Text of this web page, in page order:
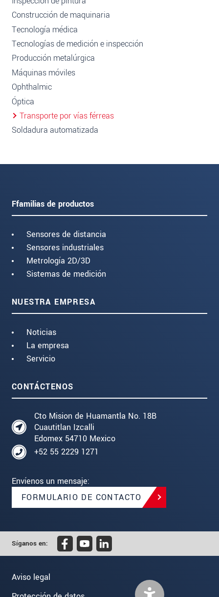
Construcción de maquinaria
Tecnología médica
Tecnologías de medición e inspección
Producción metalúrgica
Máquinas móviles
Ophthalmic
Óptica
Transporte por vías férreas
Soldadura automatizada
Ffamilias de productos
Sensores de distancia
Sensores industriales
Metrología 2D/3D
Sistemas de medición
NUESTRA EMPRESA
Noticias
La empresa
Servicio
CONTÁCTENOS
Cto Mision de Huamantla No. 18B
Cuautitlan Izcalli
Edomex 54710 Mexico
+52 55 2229 1271
Envíenos un mensaje:
FORMULARIO DE CONTACTO
Síganos en:
Aviso legal